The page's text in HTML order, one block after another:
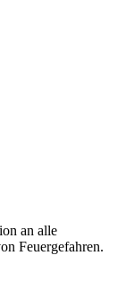
an alle
Feuergefahren.